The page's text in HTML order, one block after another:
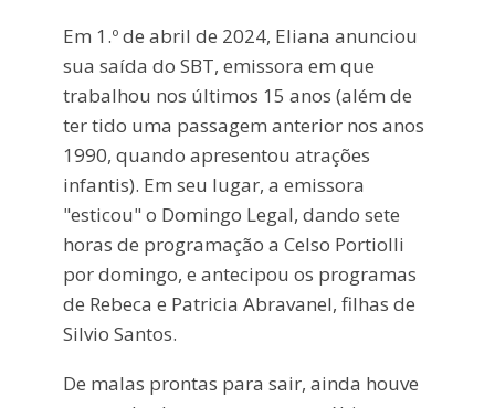
Em 1.º de abril de 2024, Eliana anunciou
sua saída do SBT, emissora em que
trabalhou nos últimos 15 anos (além de
ter tido uma passagem anterior nos anos
1990, quando apresentou atrações
infantis). Em seu lugar, a emissora
"esticou" o Domingo Legal, dando sete
horas de programação a Celso Portiolli
por domingo, e antecipou os programas
de Rebeca e Patricia Abravanel, filhas de
Silvio Santos.
De malas prontas para sair, ainda houve